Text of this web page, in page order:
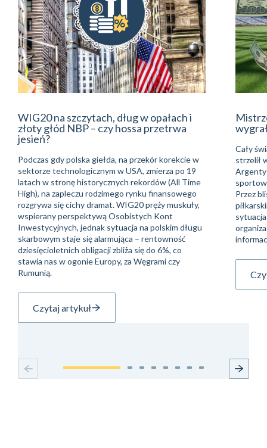
WIG20 na szczytach, dług w opałach i
złoty głód NBP – czy hossa przetrwa
jesień?
Podczas gdy polska giełda, na przekór korekcie w
sektorze technologicznym w USA, zmierza po 19
latach w stronę historycznych rekordów (All Time
High), na zapleczu rodzimego rynku finansowego
rozgrywa się cichy dramat. WIG20 pręży muskuły,
wspierany perspektywą Osobistych Kont
Inwestycyjnych, jednak sytuacja na polskim długu
skarbowym staje się alarmująca – rentowność
dziesięcioletnich obligacji zbliża się do 6%, co
stawia nas w ogonie Europy, za Węgrami czy
Rumunią.
Czytaj artykuł
Cały
strzelił
Przez